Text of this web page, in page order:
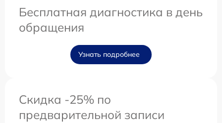
Бесплатная диагностика в день
обращения
Узнать подробнее
Скидка -25% по
предварительной записи